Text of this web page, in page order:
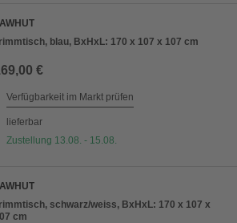
blau, BxHxL: 170 x 107 x 107 cm
€
Verfügbarkeit im Markt prüfen
lieferbar
Zustellung 13.08. - 15.08.
schwarz/weiss, BxHxL: 170 x 107 x
cm